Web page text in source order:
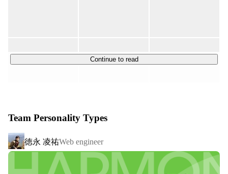
様々なSaasがリリースされDXが加速されています。
低コストで様々なシステムの導入ができるようになりまし
た。
しかしながら、日本はアメリカに比べて一社当たりのSaas
利用数が1/10程度しかない状態です。
Continue to read
Team Personality Types
徳永 凌祐Web engineer